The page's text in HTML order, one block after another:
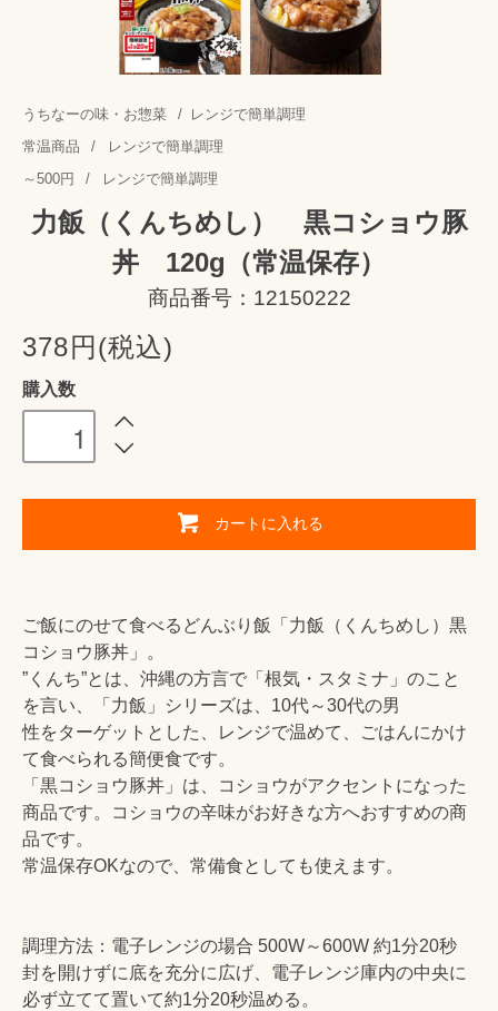
うちなーの味・お惣菜 / レンジで簡単調理
常温商品
/
レンジで簡単調理
～500円
/ レンジで簡単調理
力飯（くんちめし） 黒コショウ豚
丼 120g（常温保存）
商品番号：12150222
378円(税込)
購入数
カートに入れる
ご飯にのせて食べるどんぶり飯「力飯（くんちめし）黒
コショウ豚丼」。
”くんち”とは、沖縄の方言で「根気・スタミナ」のこと
を言い、「力飯」シリーズは、10代～30代の男
性をターゲットとした、レンジで温めて、ごはんにかけ
て食べられる簡便食です。
「黒コショウ豚丼」は、コショウがアクセントになった
商品です。コショウの辛味がお好きな方へおすすめの商
品です。
常温保存OKなので、常備食としても使えます。
調理方法：電子レンジの場合 500W～600W 約1分20秒
封を開けずに底を充分に広げ、電子レンジ庫内の中央に
必ず立てて置いて約1分20秒温める。